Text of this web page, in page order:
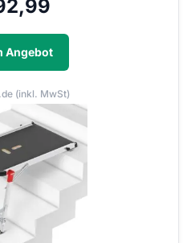
Angebot
(inkl. MwSt)